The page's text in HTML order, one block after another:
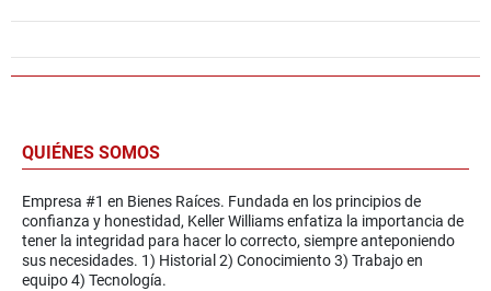
QUIÉNES SOMOS
Empresa #1 en Bienes Raíces. Fundada en los principios de
confianza y honestidad, Keller Williams enfatiza la importancia de
tener la integridad para hacer lo correcto, siempre anteponiendo
sus necesidades. 1) Historial 2) Conocimiento 3) Trabajo en
equipo 4) Tecnología.